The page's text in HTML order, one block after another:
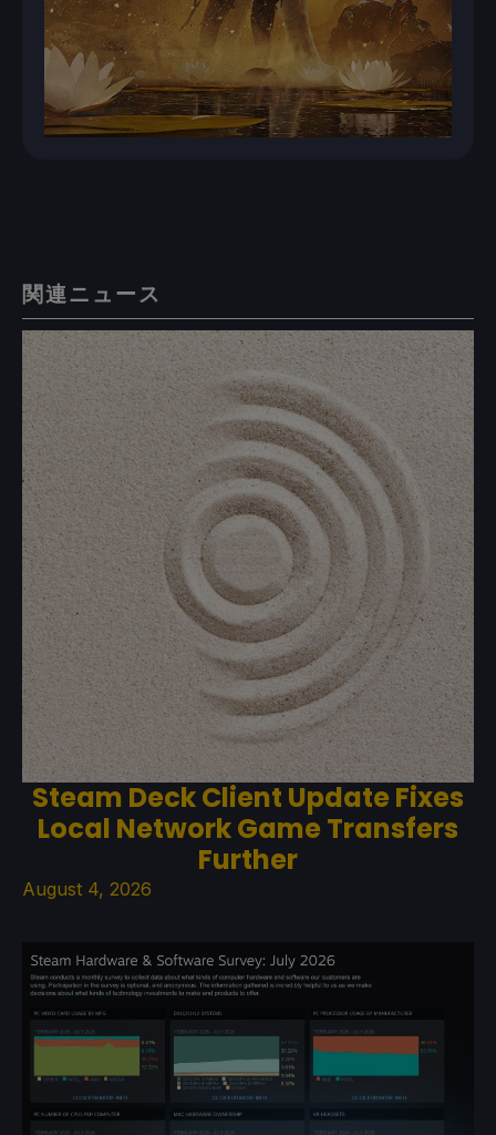
関連ニュース
Steam Deck Client Update Fixes
Local Network Game Transfers
Further
August 4, 2026